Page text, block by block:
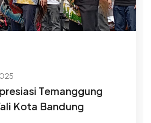
Temanggung
Kota Bandung